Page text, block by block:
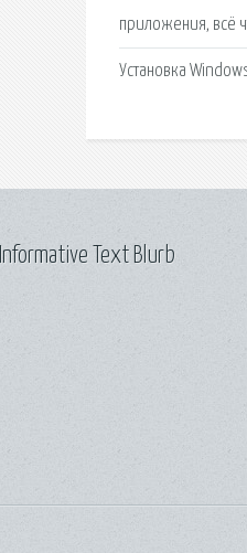
приложения, всё
Установка
Text Blurb